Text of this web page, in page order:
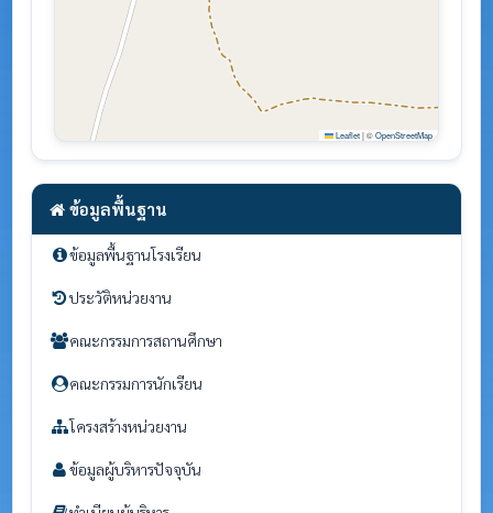
ข้อมูลพื้นฐาน
ข้อมูลพื้นฐานโรงเรียน
ประวัติหน่วยงาน
คณะกรรมการสถานศึกษา
คณะกรรมการนักเรียน
โครงสร้างหน่วยงาน
ข้อมูลผู้บริหารปัจจุบัน
Leaflet |©OpenStreetMap